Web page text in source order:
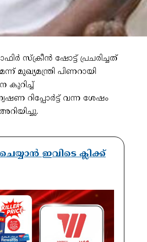
സ്ക്രീൻ ഷോട്ട് പ്രചരിച്ചത്
മുഖ്യമന്ത്രി പിണറായി
കുറിച്ച്
റിപ്പോര്‍ട്ട് വന്ന ശേഷം
ഇവിടെ ക്ലിക്ക്